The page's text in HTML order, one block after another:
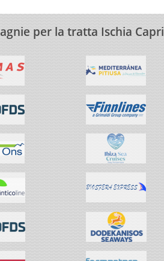
per la tratta Ischia Capri